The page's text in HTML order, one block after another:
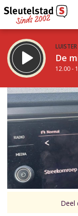
LUISTER
De
12.00 -
STRAKS:
Sleutelstad 30
17.00 - 19.00 uur
Vorig uur
Deel